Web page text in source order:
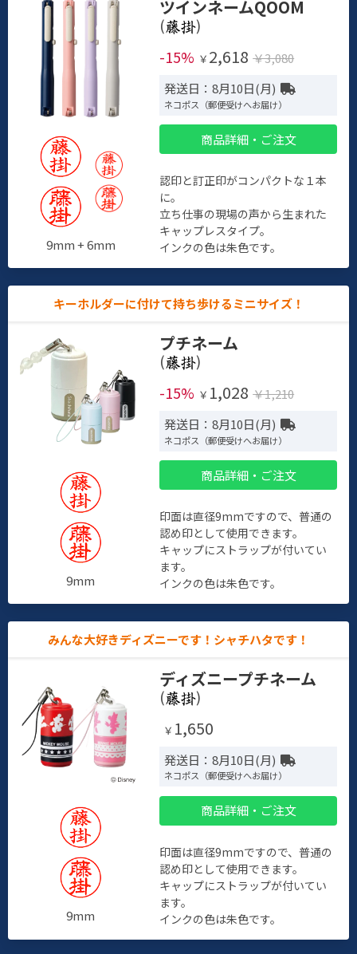
9mm + 6mm
ツインネームQOOM
(
)
-15% ￥ 2,618 ￥3,080
発送日：8月10日(月)
ネコポス（郵便受けへお届け）
商品詳細・ご注文
認印と訂正印がコンパクトな１本
に。
立ち仕事の現場の声から生まれた
キャップレスタイプ。
インクの色は朱色です。
キーホルダーに付けて持ち歩けるミニサイズ！
9mm
プチネーム
(
)
-15% ￥ 1,028 ￥1,210
発送日：8月10日(月)
ネコポス（郵便受けへお届け）
商品詳細・ご注文
印面は直径9mmですので、普通の
認め印として使用できます。
キャップにストラップが付いてい
ます。
インクの色は朱色です。
みんな大好きディズニーです！シャチハタです！
9mm
ディズニープチネーム
( )
￥ 1,650
発送日：8月10日(月)
ネコポス（郵便受けへお届け）
商品詳細・ご注文
印面は直径9mmですので、普通の
認め印として使用できます。
キャップにストラップが付いてい
ます。
インクの色は朱色です。